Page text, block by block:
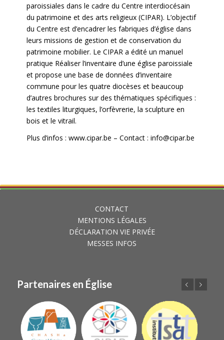
paroissiales dans le cadre du Centre interdiocésain
du patrimoine et des arts religieux (CIPAR). L’objectif
du Centre est d’encadrer les fabriques d’église dans
leurs missions de gestion et de conservation du
patrimoine mobilier. Le CIPAR a édité un manuel
pratique Réaliser l’inventaire d’une église paroissiale
et propose une base de données d’inventaire
commune pour les quatre diocèses et beaucoup
d’autres brochures sur des thématiques spécifiques :
les textiles liturgiques, l’orfèvrerie, la sculpture en
bois et le vitrail.
Plus d’infos : www.cipar.be – Contact : info@cipar.be
CONTACT
MENTIONS LÉGALES
DÉCLARATION VIE PRIVÉE
MESSES INFOS
Partenaires en Église